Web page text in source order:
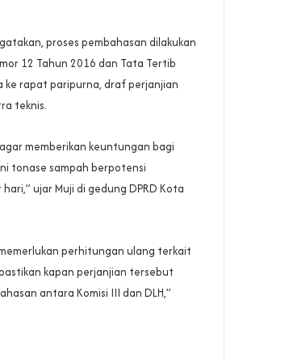
proses pembahasan dilakukan
12 Tahun 2016 dan Tata Tertib
ke rapat paripurna, draf perjanjian
teknis.
memberikan keuntungan bagi
tonase sampah berpotensi
ujar Muji di gedung DPRD Kota
perhitungan ulang terkait
kapan perjanjian tersebut
antara Komisi III dan DLH,”